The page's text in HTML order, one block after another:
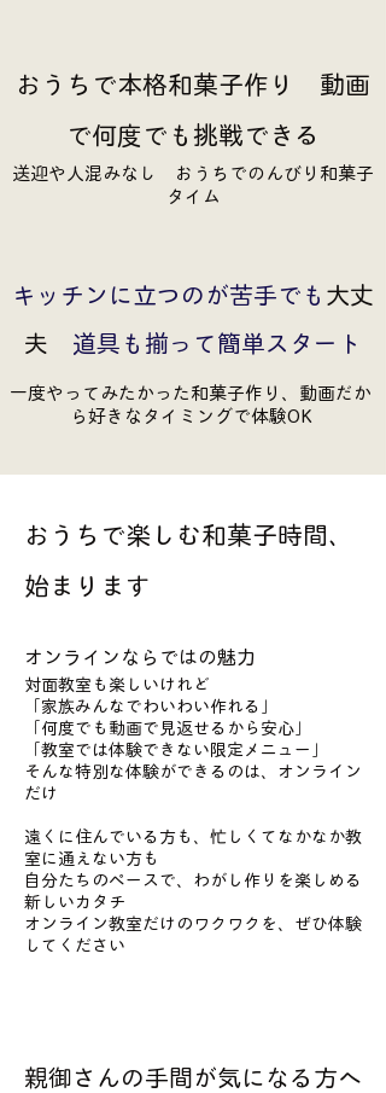
おうちで本格和菓子作り 動画
で何度でも挑戦できる
送迎や人混みなし おうちでのんびり和菓子
タイム
キッチンに立つのが苦手でも 大丈
夫 道具も揃って簡単スタート
一度やってみたかった和菓子作り、動画だか
ら好きなタイミングで体験OK
おうちで楽しむ和菓子時間、
始まります
オンラインならではの魅力
対面教室も楽しいけれど
「家族みんなでわいわい作れる」
「何度でも動画で見返せるから安心」
「教室では体験できない限定メニュー」
そんな特別な体験ができるのは、オンライン
だけ
遠くに住んでいる方も、忙しくてなかなか教
室に通えない方も
自分たちのペースで、わがし作りを楽しめる
新しいカタチ
オンライン教室だけのワクワクを、ぜひ体験
してください
親御さんの手間が気になる方へ